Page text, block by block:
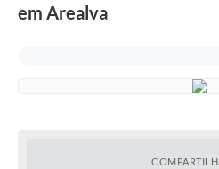
em Arealva